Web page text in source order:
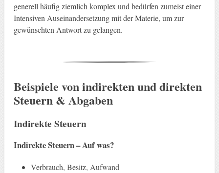
generell häufig ziemlich komplex und bedürfen zumeist einer
Intensiven Auseinandersetzung mit der Materie, um zur
gewünschten Antwort zu gelangen.
Beispiele von indirekten und direkten
Steuern & Abgaben
Indirekte Steuern
Indirekte Steuern –Auf was?
Verbrauch, Besitz, Aufwand